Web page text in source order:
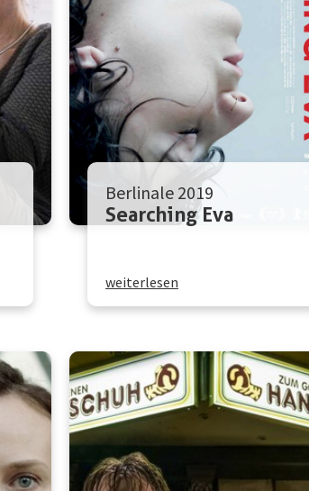
Berlinale 2019
Searching Eva
weiterlesen